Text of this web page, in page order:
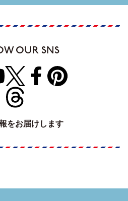
OUR SNS
をお届けします